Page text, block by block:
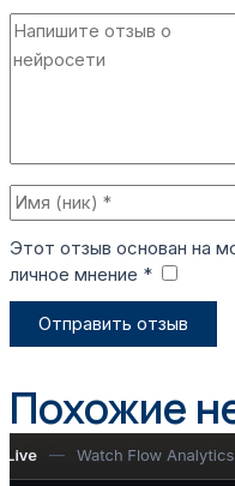
Этот отзыв основан на
личное мнение *
Отправить отзыв
Похожие